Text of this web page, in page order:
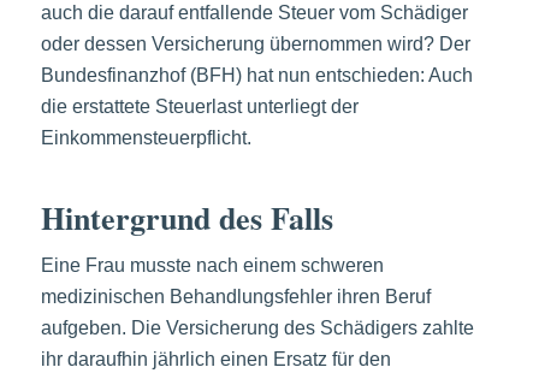
auch die darauf entfallende Steuer vom Schädiger
oder dessen Versicherung übernommen wird? Der
Bundesfinanzhof (BFH) hat nun entschieden: Auch
die erstattete Steuerlast unterliegt der
Einkommensteuerpflicht.
Hintergrund des Falls
Eine Frau musste nach einem schweren
medizinischen Behandlungsfehler ihren Beruf
aufgeben. Die Versicherung des Schädigers zahlte
ihr daraufhin jährlich einen Ersatz für den